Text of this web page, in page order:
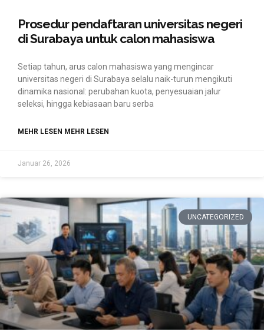
Prosedur pendaftaran universitas negeri
di Surabaya untuk calon mahasiswa
Setiap tahun, arus calon mahasiswa yang mengincar
universitas negeri di Surabaya selalu naik-turun mengikuti
dinamika nasional: perubahan kuota, penyesuaian jalur
seleksi, hingga kebiasaan baru serba
MEHR LESEN MEHR LESEN
Januar 26, 2026
UNCATEGORIZED